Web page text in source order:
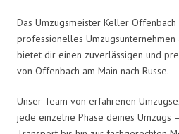
Das Umzugsmeister Keller Offenbach
professionelles Umzugsunternehmen
bietet dir einen zuverlässigen und
von Offenbach am Main nach Russe.
Unser Team von erfahrenen
jede einzelne Phase deines Umzugs